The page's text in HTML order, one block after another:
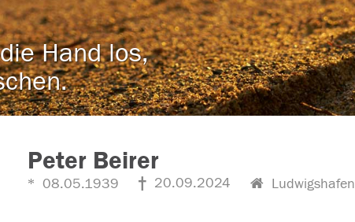
Hand los,
Peter Beirer
08.05.1939 20.09.2024 Ludwigshafen